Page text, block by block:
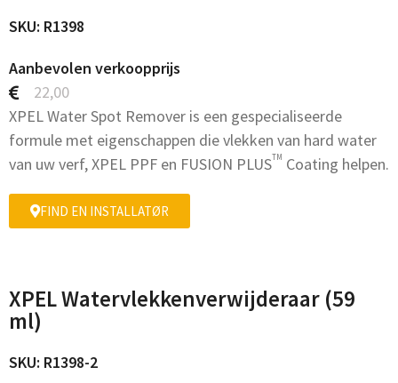
SKU: R1398
Aanbevolen verkoopprijs
22,00
XPEL Water Spot Remover is een gespecialiseerde
formule met eigenschappen die vlekken van hard water
van uw verf, XPEL PPF en FUSION PLUSTM Coating helpen.
FIND EN INSTALLATØR
XPEL Watervlekkenverwijderaar (59
ml)
SKU: R1398-2